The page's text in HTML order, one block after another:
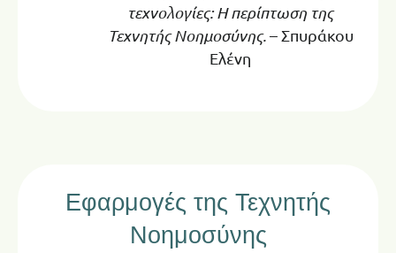
τεχνολογίες: Η περίπτωση της
Τεχνητής Νοημοσύνης.– Σπυράκου
Ελένη
Εφαρμογές της Τεχνητής
Νοημοσύνης